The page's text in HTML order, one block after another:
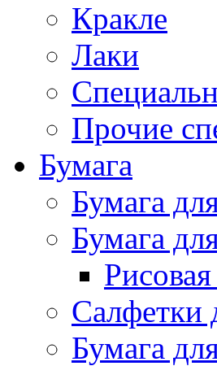
Кракле
Лаки
Прочие
Бумага
Бумага
Бумага
Салфетки
Бумага